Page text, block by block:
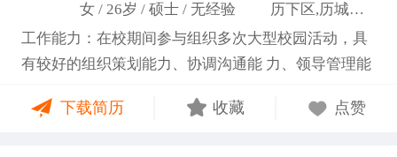
女 / 26岁 / 硕士 / 无经验
历下区,历城区,市中区
工作能力：在校期间参与组织多次大型校园活动，具
有较好的组织策划能力、协调沟通能 力、领导管理能
务； 学习能力：有清晰的自我定位，能够很好地吸纳
下载简历 收藏 点赞